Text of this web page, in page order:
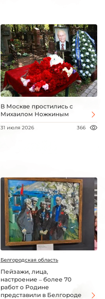
В Москве простились с
Михаилом Ножкиным
31 июля 2026 366
Белгородская область
Пейзажи, лица,
настроение – более 70
работ о Родине
представили в Белгороде